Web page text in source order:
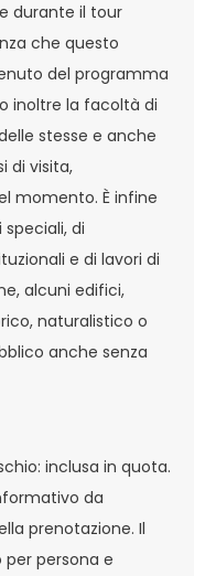
durante il tour
che questo
del programma
inoltre la facoltà di
stesse e anche
di visita,
momento. È infine
di
e di lavori di
alcuni edifici,
naturalistico o
anche senza
inclusa in quota.
da
prenotazione. Il
persona e